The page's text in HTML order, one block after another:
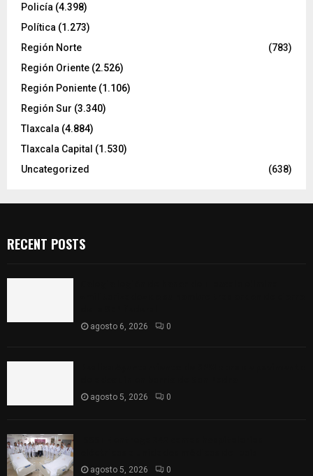
Policía (4.398)
Política (1.273)
Región Norte
(783)
Región Oriente (2.526)
Región Poniente (1.106)
Región Sur (3.340)
Tlaxcala (4.884)
Tlaxcala Capital (1.530)
Uncategorized
(638)
RECENT POSTS
agosto 6, 2026 0
agosto 5, 2026 0
agosto 5, 2026 0